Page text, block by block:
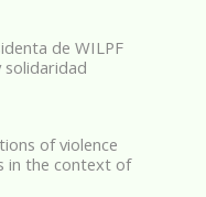
de WILPF
solidaridad
of violence
in the context of